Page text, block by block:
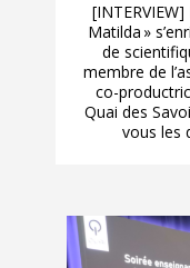
Matilda »
de
membre de
co-
Quai des
vous les